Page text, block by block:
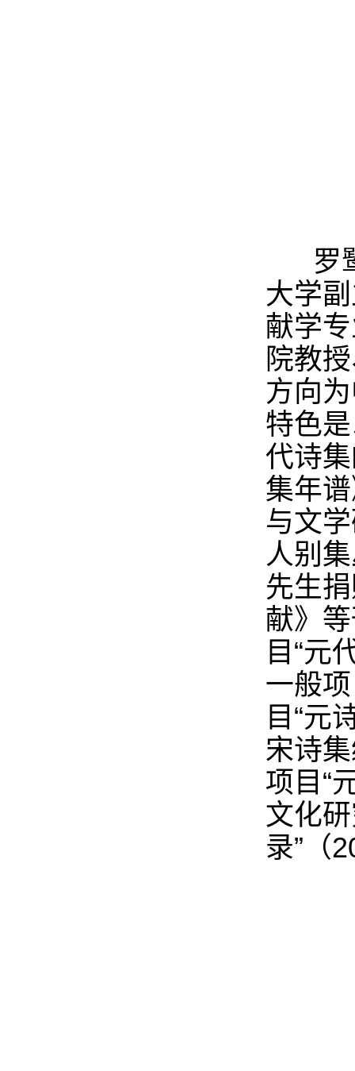
罗鹭
大学
献学
院教
方向
特色
代诗
集年
与文
人别
先生
献》
目“元
一般
目“元
宋诗
项目“
文化
录”（